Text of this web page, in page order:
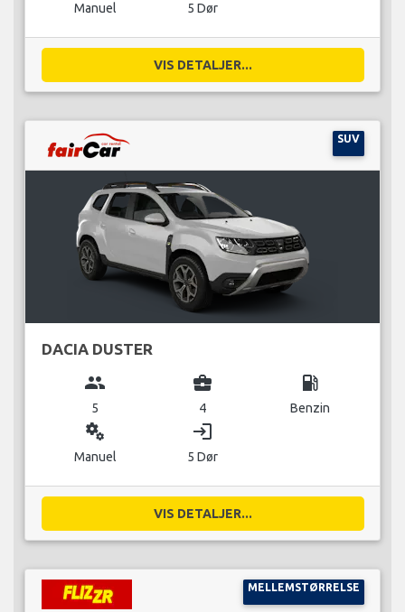
Manuel 5 Dør
VIS DETALJER...
SUV
DACIA DUSTER
group
5
business_center
4
local_gas_station
Benzin
miscellaneous_services
Manuel
login
5 Dør
VIS DETALJER...
MELLEMSTØRRELSE